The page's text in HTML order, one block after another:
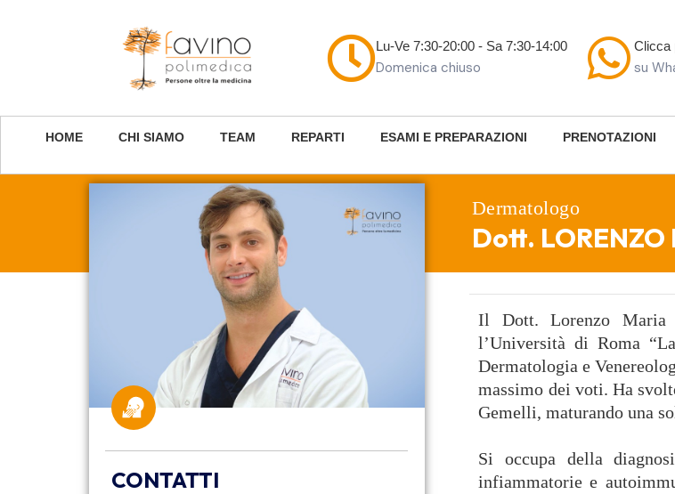
Lu-Ve 7:30-20:00 - Sa 7:30-14:00
Domenica chiuso
Clicca
su
HOME CHI SIAMO TEAM REPARTI ESAMI E PREPARAZIONI PRENOTAZIONI
Dermatologo
Dott. LORENZO
CONTATTI
Il Dott. Lorenzo Maria
l’Università di Roma
Dermatologia e
massimo dei voti. Ha
Gemelli, maturando una
Si occupa della
infiammatorie e